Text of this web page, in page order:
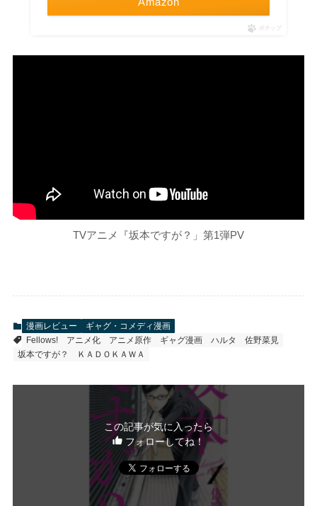
ポチップ
TVアニメ『坂本ですが？」第1弾PV
漫画レビュー
ギャグ・コメディ漫画
Fellows!
アニメ化 アニメ原作 ギャグ漫画 ハルタ
佐野菜見
坂本ですが？
ＫＡＤＯＫＡＷＡ
この記事が気に入ったら
フォローしてね！